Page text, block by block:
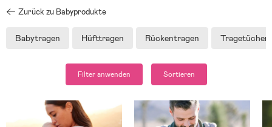
Zurück zu Babyprodukte
Babytragen Hüfttragen Rückentragen Tragetücher
Filter anwenden Sortieren